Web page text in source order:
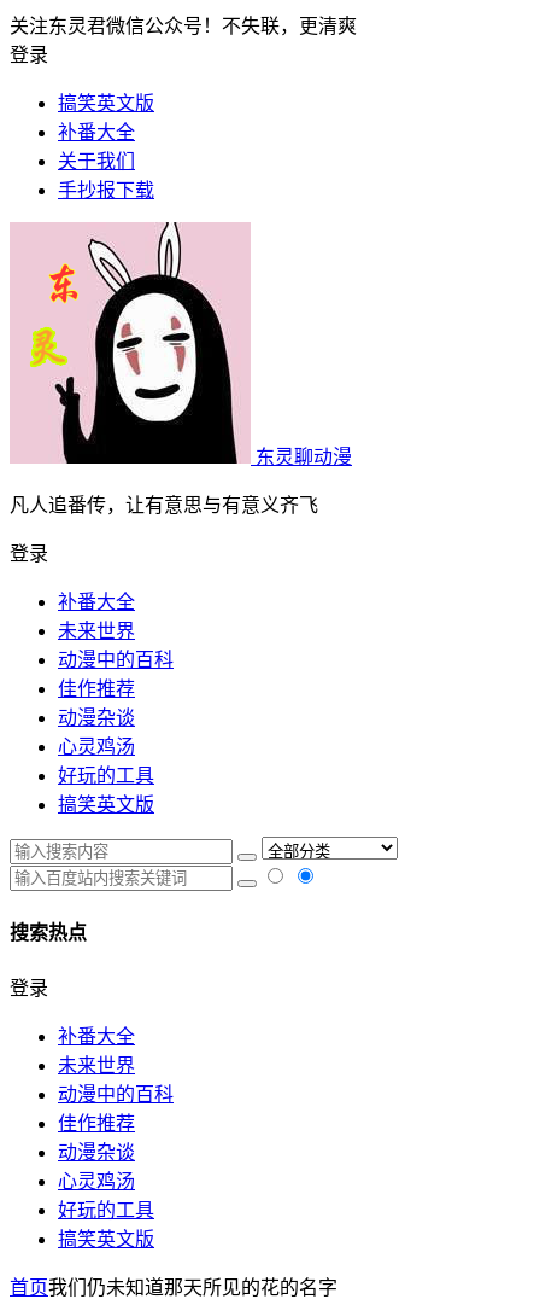
关注东灵君微信公众号！不失联，更清爽
登录
搞笑英文版
补番大全
关于我们
手抄报下载
东灵聊动漫
凡人追番传，让有意思与有意义齐飞
登录
补番大全
未来世界
动漫中的百科
佳作推荐
动漫杂谈
心灵鸡汤
好玩的工具
搞笑英文版
搜索热点
登录
补番大全
未来世界
动漫中的百科
佳作推荐
动漫杂谈
心灵鸡汤
好玩的工具
搞笑英文版
首页我们仍未知道那天所见的花的名字